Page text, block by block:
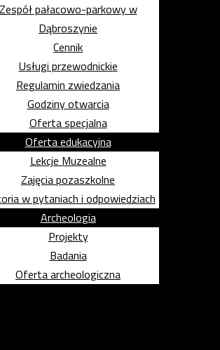
Zespół pałacowo-parkowy w
Dąbroszynie
Cennik
Usługi przewodnickie
Regulamin zwiedzania
Godziny otwarcia
Oferta specjalna
Oferta edukacyjna
Lekcje Muzealne
Zajęcia pozaszkolne
w pytaniach i odpowiedziach
Archeologia
Projekty
Badania
Oferta archeologiczna